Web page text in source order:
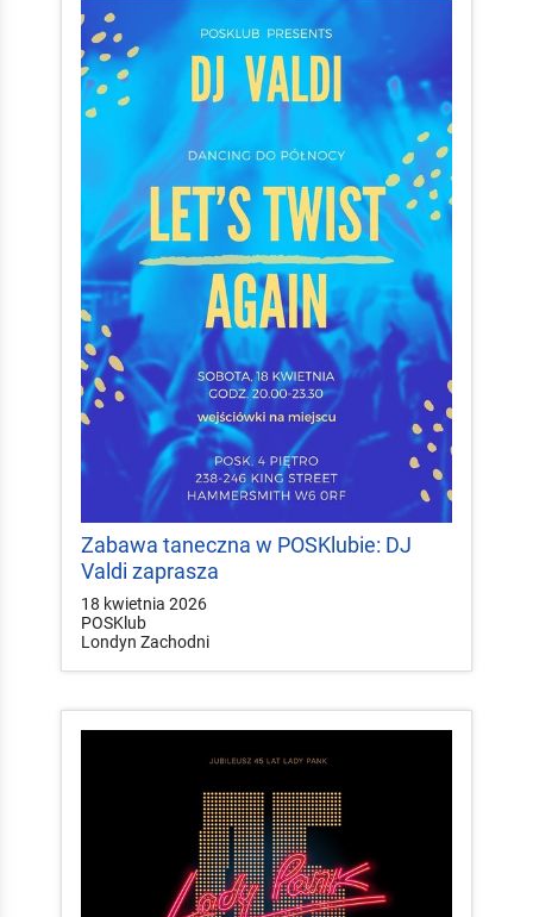
Zabawa taneczna w POSKlubie: DJ
Valdi zaprasza
18 kwietnia 2026
POSKlub
Londyn Zachodni